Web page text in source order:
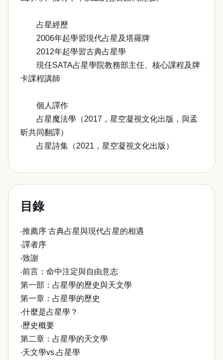
占星經歷
2006年起學習現代占星及塔羅牌
2012年起學習古典占星學
現任SATA占星學院教務部主任、核心課程及牌
卡課程講師
個人譯作
占星魔法學（2017，星空凝視文化出版，與孟
昕共同翻譯）
占星詩集（2021，星空凝視文化出版）
目錄
‧推薦序 古典占星與現代占星的相遇
‧譯者序
‧致謝
‧前言：命中注定與自由意志
第一部：占星學的歷史與天文學
第一章：占星學的歷史
‧什麼是占星學？
‧歷史概要
第二章：占星學的天文學
‧天文學vs.占星學